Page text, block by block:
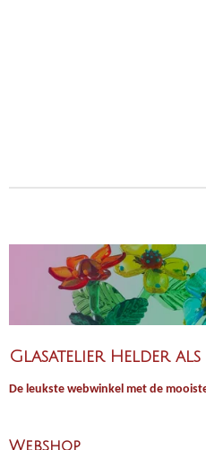
Glasatelier Helder als
De leukste webwinkel met de
Webshop